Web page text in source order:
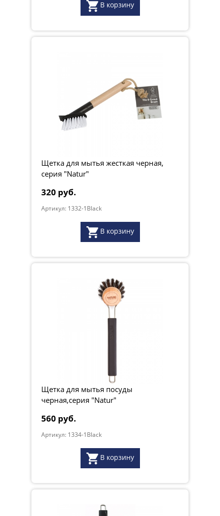
В корзину
Щетка для мытья жесткая черная,
серия "Natur"
320 руб.
Артикул: 1332-1Black
В корзину
Щетка для мытья посуды
черная,серия "Natur"
560 руб.
Артикул: 1334-1Black
В корзину